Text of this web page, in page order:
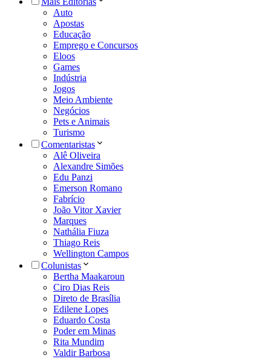
Auto
Apostas
Educação
Emprego e Concursos
Eloos
Games
Indústria
Jogos
Meio Ambiente
Negócios
Pets e Animais
Turismo
Comentaristas
Alê Oliveira
Alexandre Simões
Edu Panzi
Emerson Romano
Fabrício
João Vitor Xavier
Marques
Nathália Fiuza
Thiago Reis
Wellington Campos
Colunistas
Bertha Maakaroun
Ciro Dias Reis
Direto de Brasília
Edilene Lopes
Eduardo Costa
Poder em Minas
Rita Mundim
Valdir Barbosa